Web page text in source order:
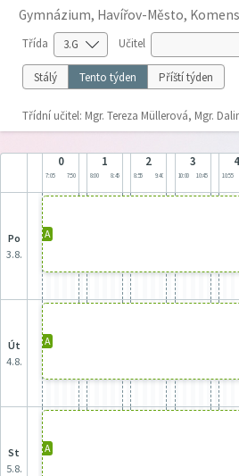
Gymnázium, Havířov-Město,
Třída Učitel
Stálý Tento týden Příští týden
Třídní učitel: Mgr. Tereza Müllerová, Mgr.
0
7:05 7:50
1
8:00 8:45
2
8:55 9:40
3
10:00 10:45
4
10:55
po
3.8.
A
út
4.8.
A
st
5.8.
A